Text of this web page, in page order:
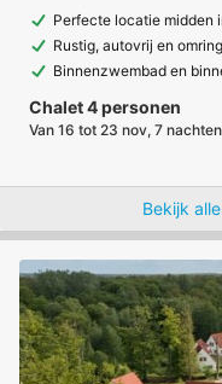
Perfecte locatie midden
Rustig, autovrij en
Binnenzwembad en
Chalet 4 personen
Van 16 tot 23 nov, 7
Bekijk